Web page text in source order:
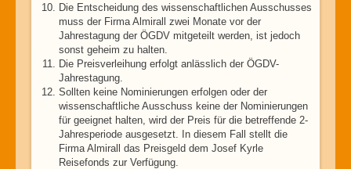
Die Entscheidung des wissenschaftlichen Ausschusses
muss der Firma Almirall zwei Monate vor der
Jahrestagung der ÖGDV mitgeteilt werden, ist jedoch
sonst geheim zu halten.
Die Preisverleihung erfolgt anlässlich der ÖGDV-
Jahrestagung.
Sollten keine Nominierungen erfolgen oder der
wissenschaftliche Ausschuss keine der Nominierungen
für geeignet halten, wird der Preis für die betreffende 2-
Jahresperiode ausgesetzt. In diesem Fall stellt die
Firma Almirall das Preisgeld dem Josef Kyrle
Reisefonds zur Verfügung.